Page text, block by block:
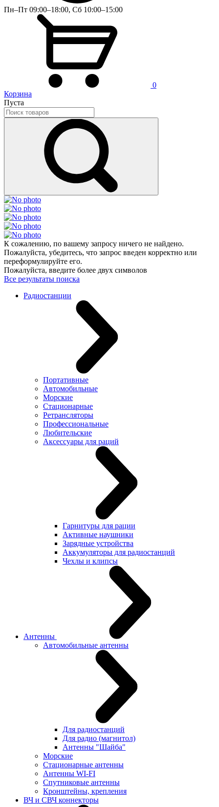
Пн–Пт 09:00–18:00, Сб 10:00–15:00
0
Корзина
Пуста
К сожалению, по вашему запросу ничего не найдено.
Пожалуйста, убедитесь, что запрос введен корректно или
переформулируйте его.
Пожалуйста, введите более двух символов
Все результаты поиска
Радиостанции
Портативные
Автомобильные
Морские
Стационарные
Ретрансляторы
Профессиональные
Любительские
Аксессуары для раций
Гарнитуры для рации
Активные наушники
Зарядные устройства
Аккумуляторы для радиостанций
Чехлы и клипсы
Антенны
Автомобильные антенны
Для радиостанций
Для радио (магнитол)
Антенны "Шайба"
Морские
Стационарные антенны
Антенны WI-FI
Cпутниковые антенны
Кронштейны, крепления
ВЧ и СВЧ коннекторы